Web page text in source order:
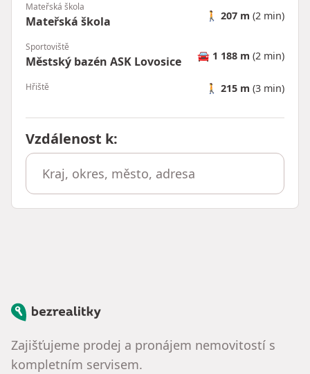
Mateřská škola
Mateřská škola 🚶 207 m (2 min)
Sportoviště
Městský bazén ASK Lovosice 🚘 1 188 m (2 min)
Hřiště 🚶 215 m (3 min)
Vzdálenost k:
Bezrealitky
Zajišťujeme prodej a pronájem nemovitostí s
kompletním servisem.